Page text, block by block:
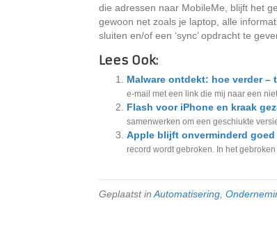
die adressen naar MobileMe, blijft het
gewoon net zoals je laptop, alle
sluiten en/of een ‘sync’ opdracht te
Lees Ook:
Malware ontdekt: hoe verder –
e-mail met een link die mij naar een
Flash voor iPhone en kraak
samenwerken om een geschiukte
Apple blijft onverminderd goed
record wordt gebroken. In het
Geplaatst in Automatisering